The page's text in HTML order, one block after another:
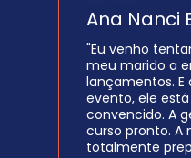
Ana Nanci
"Eu venho
meu marido a
lançamentos. E
evento, ele
convencido. A
curso pronto. A
totalmente